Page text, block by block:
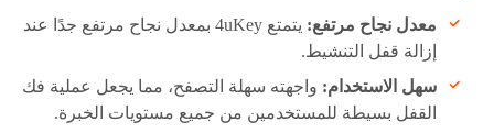
معدل نجاح مرتفع:
يتمتع 4uKey بمعدل نجاح مرتفع جدًا عند
إزالة قفل التنشيط.
سهل الاستخدام: واجهته سهلة التصفح، مما يجعل عملية فك
القفل بسيطة للمستخدمين من جميع مستويات الخبرة.